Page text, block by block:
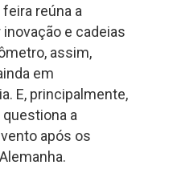
reúna a
e cadeias
assim,
em
E, principalmente,
a
após os